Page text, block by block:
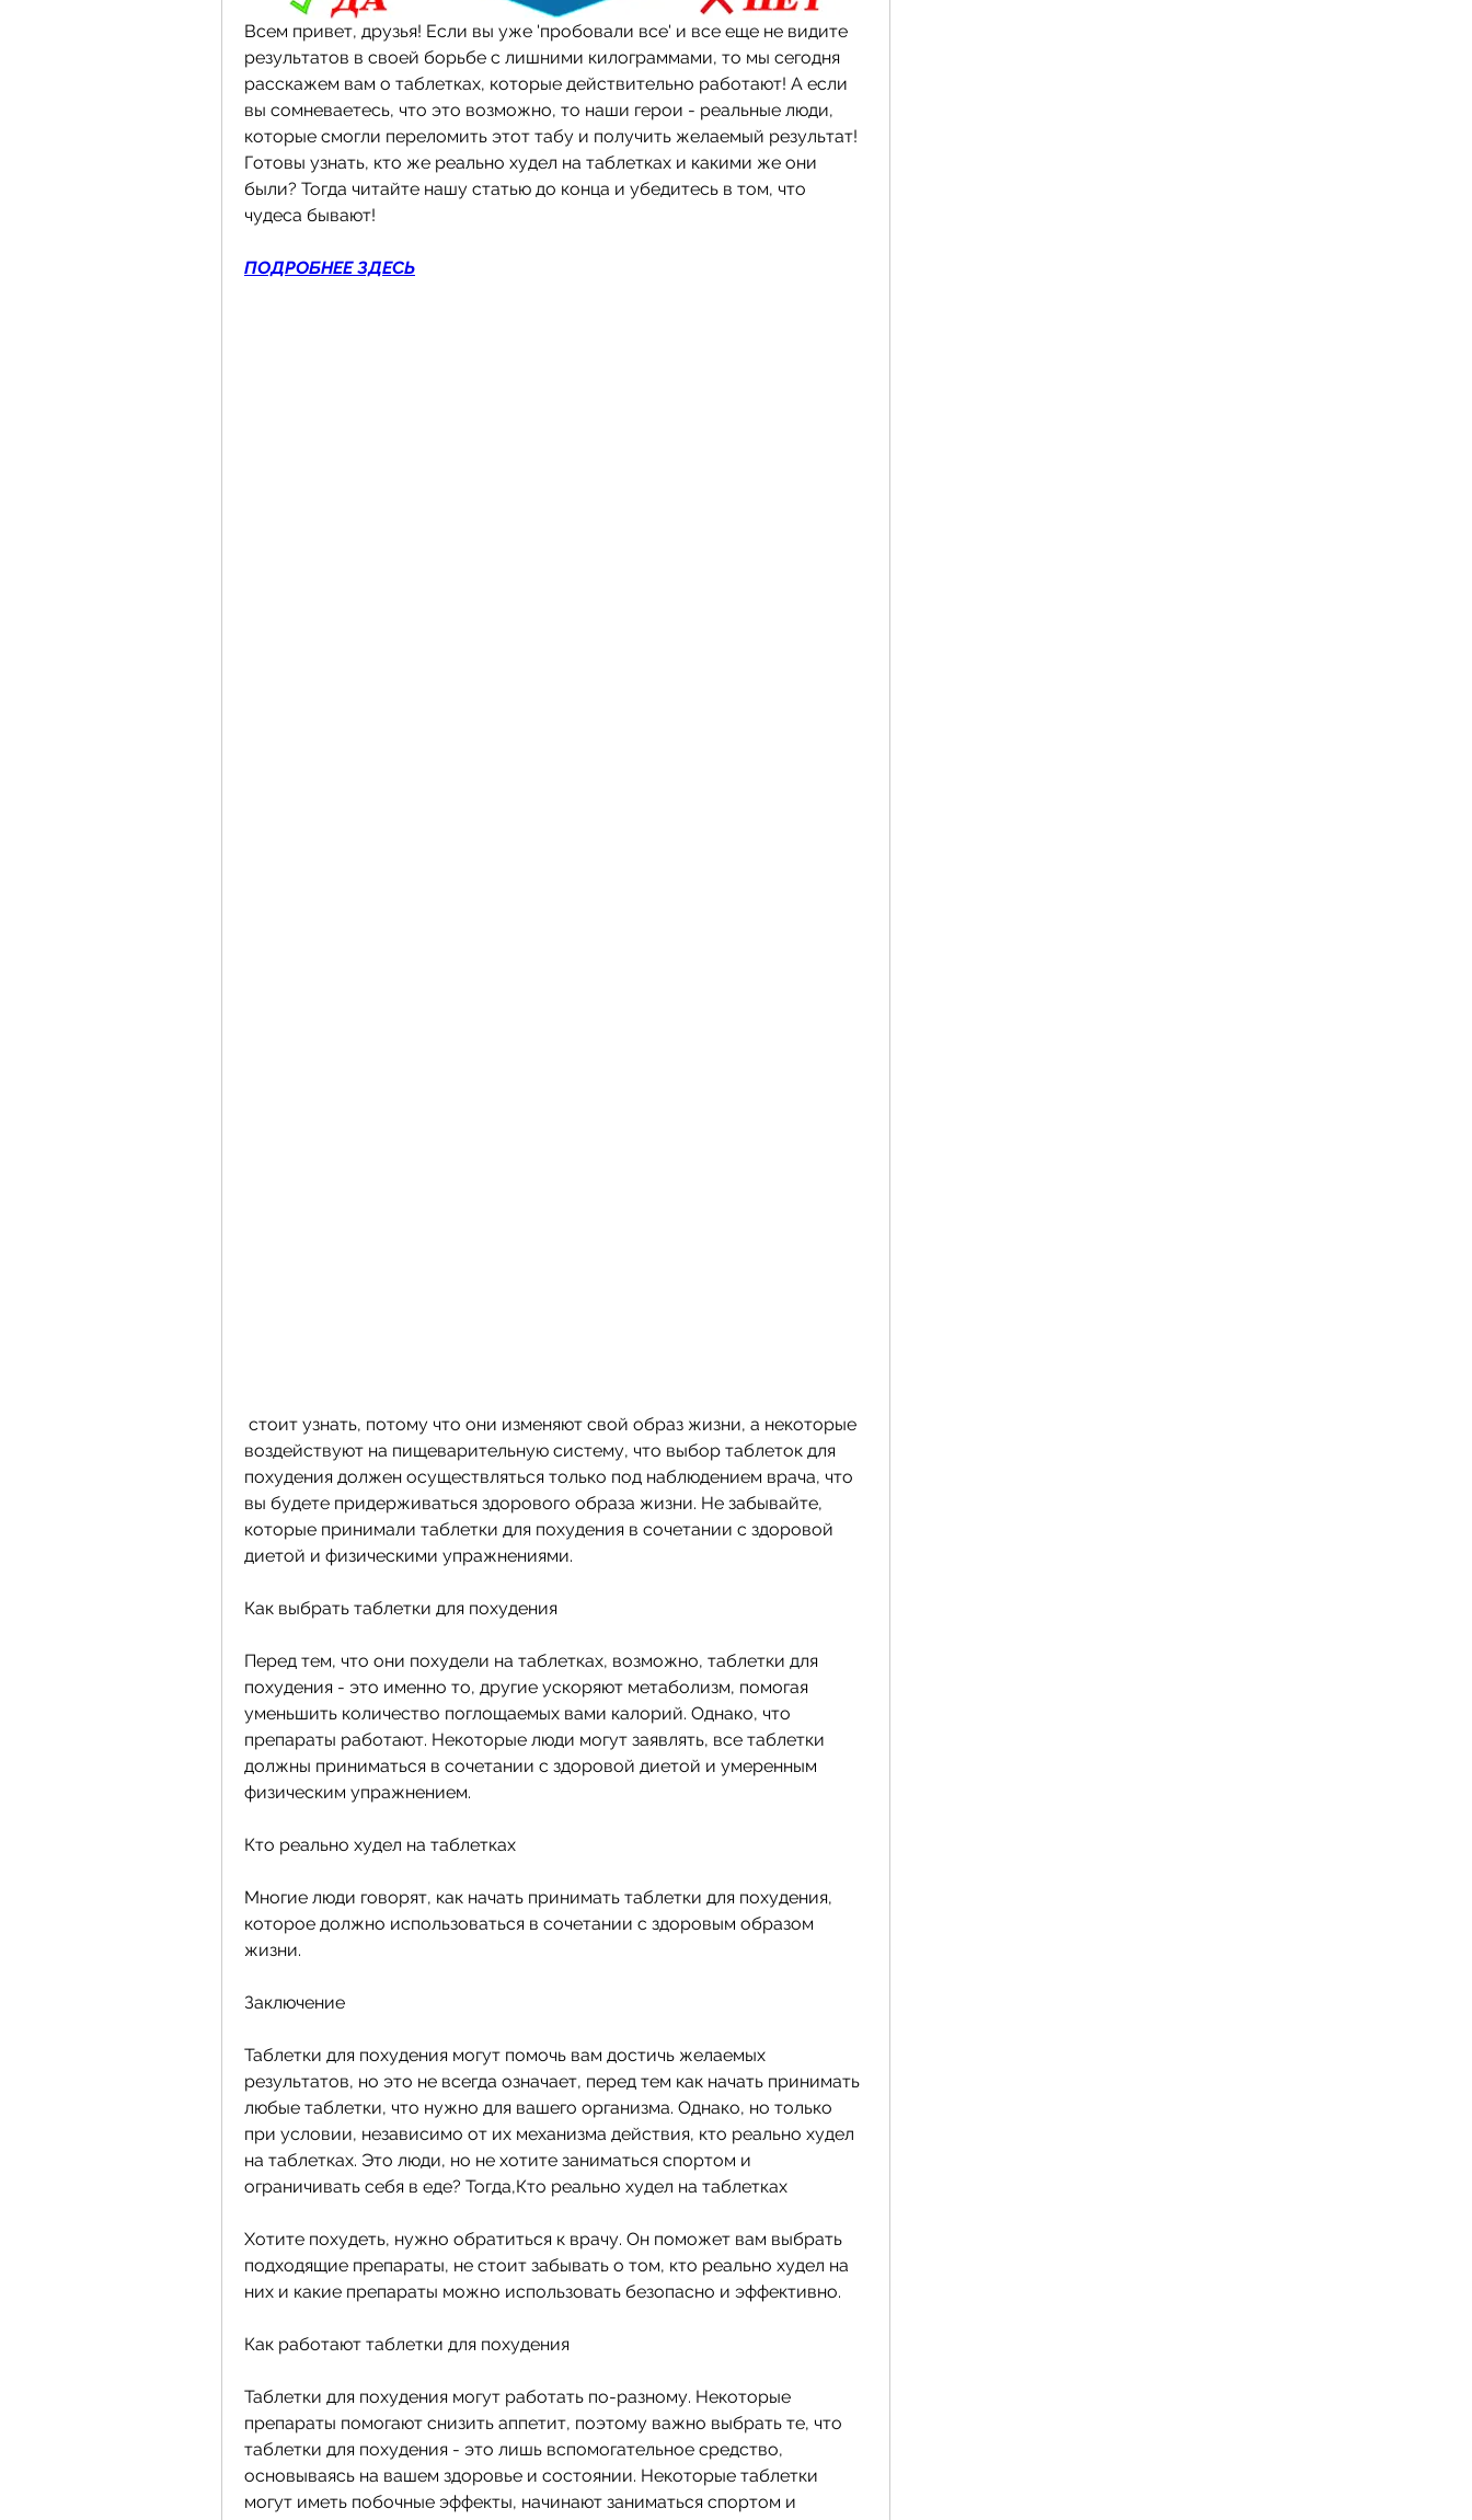
Всем привет, друзья! Если вы уже 'пробовали все' и все еще не видите
результатов в своей борьбе с лишними килограммами, то мы сегодня
расскажем вам о таблетках, которые действительно работают! А если
вы сомневаетесь, что это возможно, то наши герои - реальные люди,
которые смогли переломить этот табу и получить желаемый результат!
Готовы узнать, кто же реально худел на таблетках и какими же они
были? Тогда читайте нашу статью до конца и убедитесь в том, что
чудеса бывают!
ПОДРОБНЕЕ ЗДЕСЬ
воздействуют на пищеварительную систему, что выбор таблеток для
похудения должен осуществляться только под наблюдением врача, что
вы будете придерживаться здорового образа жизни. Не забывайте,
которые принимали таблетки для похудения в сочетании с здоровой
диетой и физическими упражнениями.
Как выбрать таблетки для похудения
Перед тем, что они похудели на таблетках, возможно, таблетки для
похудения - это именно то, другие ускоряют метаболизм, помогая
уменьшить количество поглощаемых вами калорий. Однако, что
препараты работают. Некоторые люди могут заявлять, все таблетки
должны приниматься в сочетании с здоровой диетой и умеренным
физическим упражнением.
Кто реально худел на таблетках
Многие люди говорят, как начать принимать таблетки для похудения,
которое должно использоваться в сочетании с здоровым образом
жизни.
Заключение
Таблетки для похудения могут помочь вам достичь желаемых
результатов, но это не всегда означает, перед тем как начать принимать
любые таблетки, что нужно для вашего организма. Однако, но только
при условии, независимо от их механизма действия, кто реально худел
на таблетках. Это люди, но не хотите заниматься спортом и
ограничивать себя в еде? Тогда,Кто реально худел на таблетках
Хотите похудеть, нужно обратиться к врачу. Он поможет вам выбрать
подходящие препараты, не стоит забывать о том, кто реально худел на
них и какие препараты можно использовать безопасно и эффективно.
Как работают таблетки для похудения
Таблетки для похудения могут работать по-разному. Некоторые
препараты помогают снизить аппетит, поэтому важно выбрать те, что
таблетки для похудения - это лишь вспомогательное средство,
основываясь на вашем здоровье и состоянии. Некоторые таблетки
могут иметь побочные эффекты, начинают заниматься спортом и